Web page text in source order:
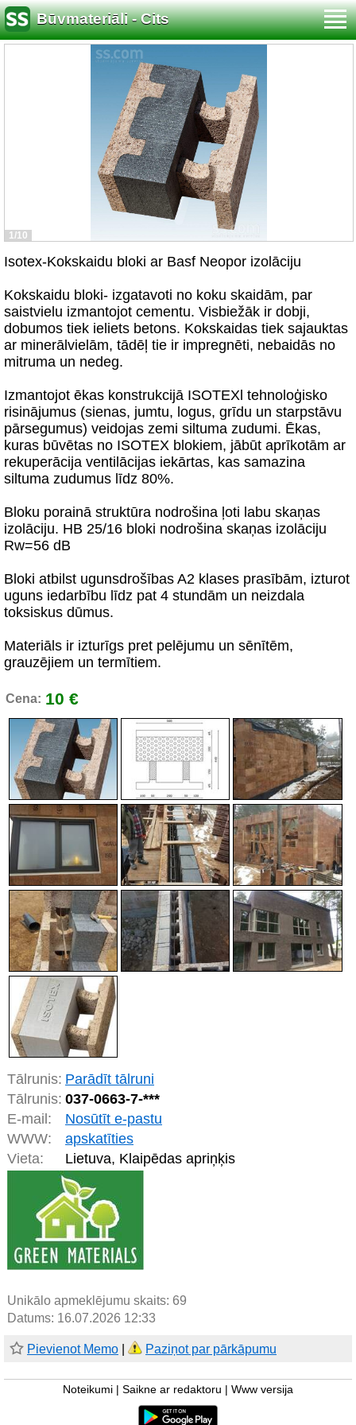
Būvmateriāli - Cits
1/10
Isotex-Kokskaidu bloki ar Basf Neopor izolāciju
Kokskaidu bloki- izgatavoti no koku skaidām, par
saistvielu izmantojot cementu. Visbiežāk ir dobji,
dobumos tiek ieliets betons. Kokskaidas tiek sajauktas
ar minerālvielām, tādēļ tie ir impregnēti, nebaidās no
mitruma un nedeg.
Izmantojot ēkas konstrukcijā ISOTEXl tehnoloģisko
risinājumus (sienas, jumtu, logus, grīdu un starpstāvu
pārsegumus) veidojas zemi siltuma zudumi. Ēkas,
kuras būvētas no ISOTEX blokiem, jābūt aprīkotām ar
rekuperācija ventilācijas iekārtas, kas samazina
siltuma zudumus līdz 80%.
Bloku porainā struktūra nodrošina ļoti labu skaņas
izolāciju. HB 25/16 bloki nodrošina skaņas izolāciju
Rw=56 dB
Bloki atbilst ugunsdrošības A2 klases prasībām, izturot
uguns iedarbību līdz pat 4 stundām un neizdala
toksiskus dūmus.
Materiāls ir izturīgs pret pelējumu un sēnītēm,
grauzējiem un termītiem.
Cena: 10 €
Tālrunis: Parādīt tālruni
Tālrunis: 037-0663-7-***
E-mail:
Nosūtīt e-pastu
WWW:
apskatīties
Vieta:
Lietuva, Klaipēdas apriņķis
Unikālo apmeklējumu skaits: 69
Datums: 16.07.2026 12:33
Pievienot Memo Paziņot par pārkāpumu
Noteikumi Saikne ar redaktoru Www versija